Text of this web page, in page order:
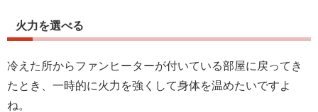
火力を選べる
冷えた所からファンヒーターが付いている部屋に戻ってき
たとき、一時的に火力を強くして身体を温めたいですよ
ね。